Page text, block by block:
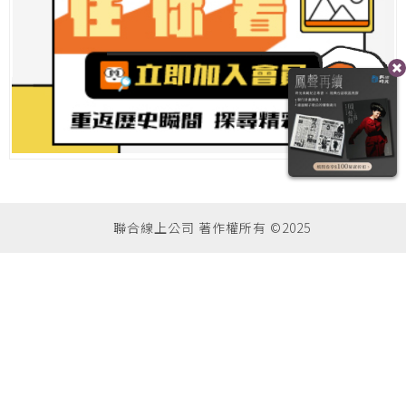
聯合線上公司 著作權所有 ©2025